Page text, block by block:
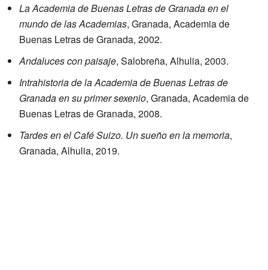
La Academia de Buenas Letras de Granada en el
mundo de las Academias, Granada, Academia de
Buenas Letras de Granada, 2002.
Andaluces con paisaje, Salobreña, Alhulia, 2003.
Intrahistoria de la Academia de Buenas Letras de
Granada en su primer sexenio, Granada, Academia de
Buenas Letras de Granada, 2008.
Tardes en el Café Suizo. Un sueño en la memoria,
Granada, Alhulia, 2019.